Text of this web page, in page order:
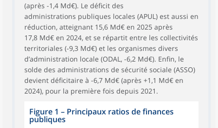
(après -1,4 Md€). Le déficit des
administrations publiques locales (APUL) est aussi en
réduction, atteignant 15,6 Md€ en 2025 après
17,8 Md€ en 2024, et se répartit entre les collectivités
territoriales (-9,3 Md€) et les organismes divers
d’administration locale (ODAL, -6,2 Md€). Enfin, le
solde des administrations de sécurité sociale (ASSO)
devient déficitaire à -6,7 Md€ (après +1,1 Md€ en
2024), pour la première fois depuis 2021.
Figure 1 – Principaux ratios de finances
publiques